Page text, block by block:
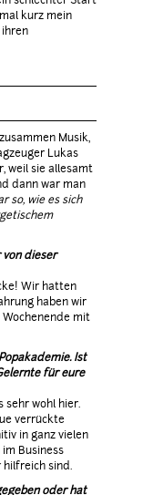
kurz mein
Musik,
Lukas
weil sie allesamt
dann war man
so, wie es sich
von dieser
Wir hatten
haben wir
mit
Ist
für eure
sehr wohl hier.
verrückte
in ganz vielen
Business
hilfreich sind.
oder hat